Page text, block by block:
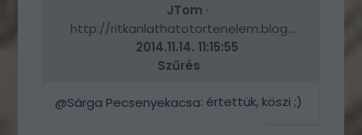
JTom ·
http://ritkanlathatotortenelem.blog.hu
2014.11.14. 11:15:55
Szűrés
@Sárga Pecsenyekacsa: értettük, köszi ;)